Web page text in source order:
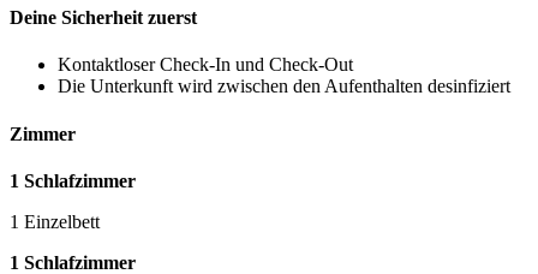
Deine Sicherheit zuerst
Kontaktloser Check-In und Check-Out
Die Unterkunft wird zwischen den Aufenthalten desinfiziert
Zimmer
1 Schlafzimmer
1 Einzelbett
1 Schlafzimmer